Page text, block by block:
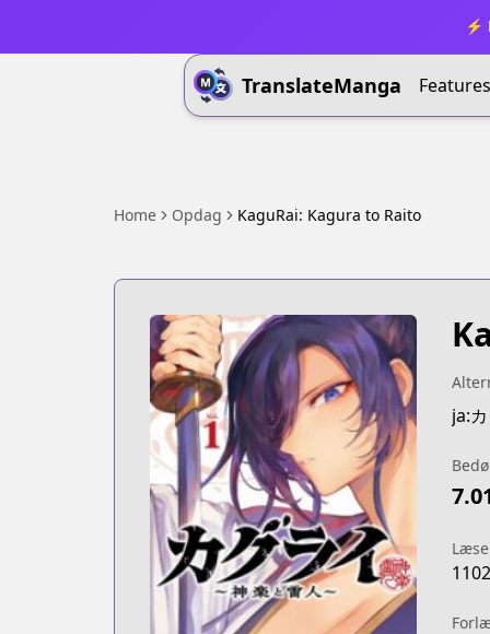
⚡
TranslateManga Features
Home Opdag KaguRai: Kagura to Raito
ja:
1102